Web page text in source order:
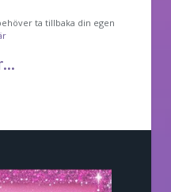
ta tillbaka din egen